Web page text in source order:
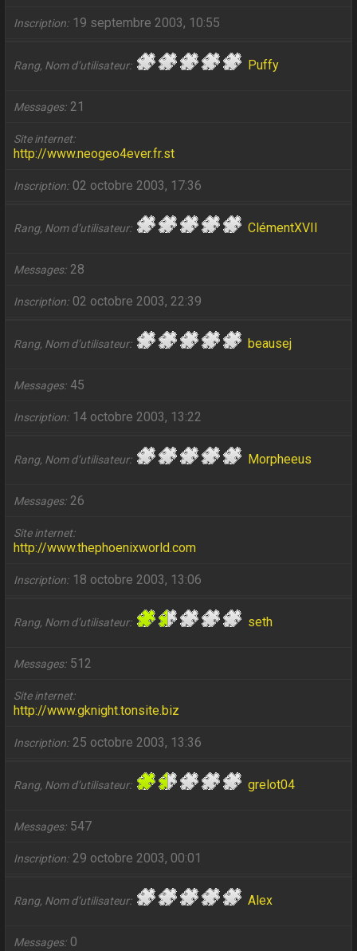
Inscription 19 septembre 2003, 10:55
Rang, Nom d’utilisateur Puffy
Messages 21
Site internet
http://www.neogeo4ever.fr.st
Inscription 02 octobre 2003, 17:36
Rang, Nom d’utilisateur ClémentXVII
Messages 28
Inscription 02 octobre 2003, 22:39
Rang, Nom d’utilisateur beausej
Messages 45
Inscription 14 octobre 2003, 13:22
Rang, Nom d’utilisateur Morpheeus
Messages 26
Site internet
http://www.thephoenixworld.com
Inscription 18 octobre 2003, 13:06
Rang, Nom d’utilisateur seth
Messages 512
Site internet
http://www.gknight.tonsite.biz
Inscription 25 octobre 2003, 13:36
Rang, Nom d’utilisateur grelot04
Messages 547
Inscription 29 octobre 2003, 00:01
Rang, Nom d’utilisateur Alex
Messages 0